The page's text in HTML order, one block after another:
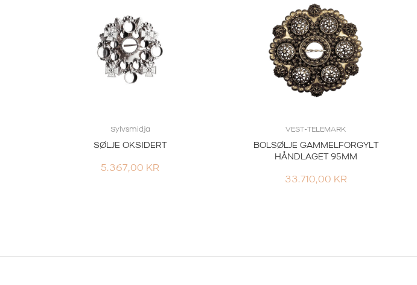
Sylvsmidja
SØLJE OKSIDERT
5.367,00 KR
VEST-TELEMARK
BOLSØLJE GAMMELFORGYLT
HÅNDLAGET 95MM
33.710,00 KR